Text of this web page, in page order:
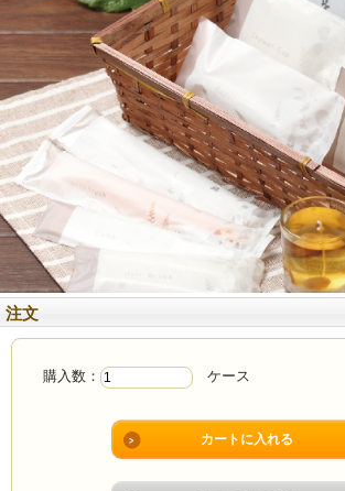
注文
購入数： ケース